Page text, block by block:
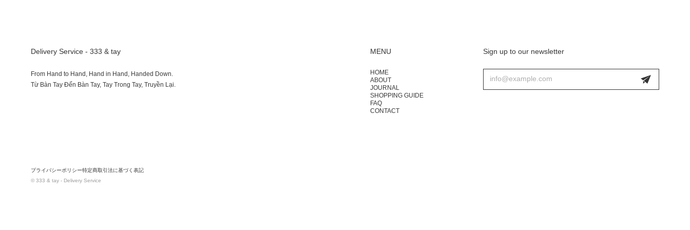
Delivery Service - 333 & tay
From Hand to Hand, Hand in Hand, Handed Down.
MENU
HOME
ABOUT
JOURNAL
SHOPPING GUIDE
FAQ
CONTACT
Sign up to our newsletter
プライバシーポリシー特定商取引法に基づく表記
© 333 & tay - Delivery Service